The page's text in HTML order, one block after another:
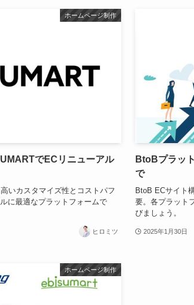
ホームページ制作
でECリニューアル
いカスタマイズ性とコストパフ
に最適なプラットフォームで
ヒロミツ
BtoBプラッ
で
BtoB ECサイト
要。各プラット
びましょう。
2025年1月30日
ホームページ制作